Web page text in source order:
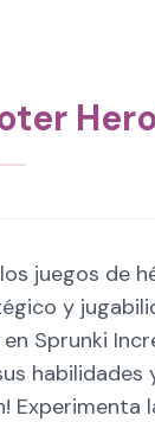
juegos de
y
Sprunki